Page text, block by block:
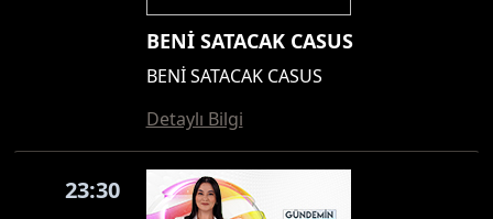
BENİ SATACAK CASUS
BENİ SATACAK CASUS
Detaylı Bilgi
23:30